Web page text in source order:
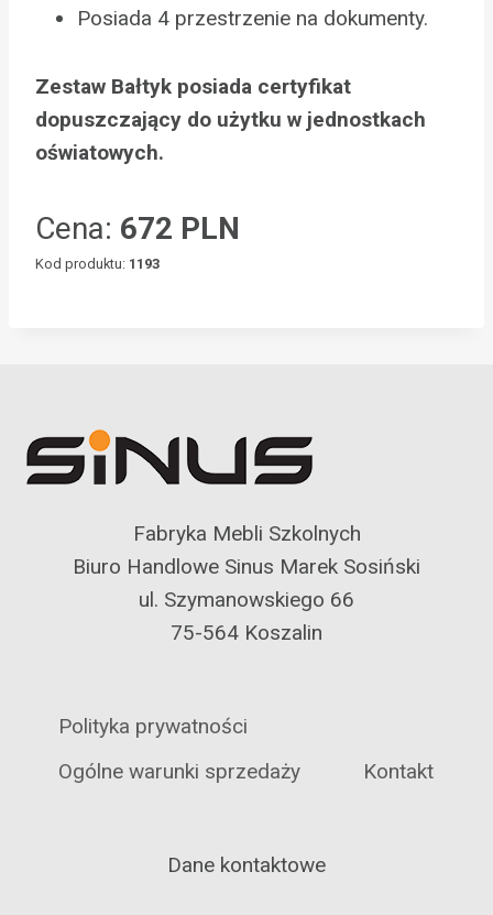
Posiada 4 przestrzenie na dokumenty.
Zestaw Bałtyk posiada certyfikat
dopuszczający do użytku w jednostkach
oświatowych.
Cena: 672 PLN
Kod produktu: 1193
Fabryka Mebli Szkolnych
Biuro Handlowe Sinus Marek Sosiński
ul. Szymanowskiego 66
75-564 Koszalin
Polityka prywatności
Ogólne warunki sprzedaży
Kontakt
Dane kontaktowe